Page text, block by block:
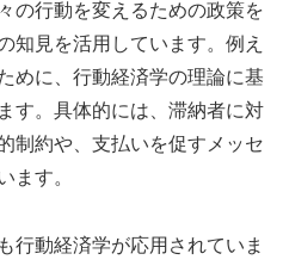
の行動を変えるための政策を
知見を活用しています。例え
めに、行動経済学の理論に基
す。具体的には、滞納者に対
制約や、支払いを促すメッセ
ます。
行動経済学が応用されていま